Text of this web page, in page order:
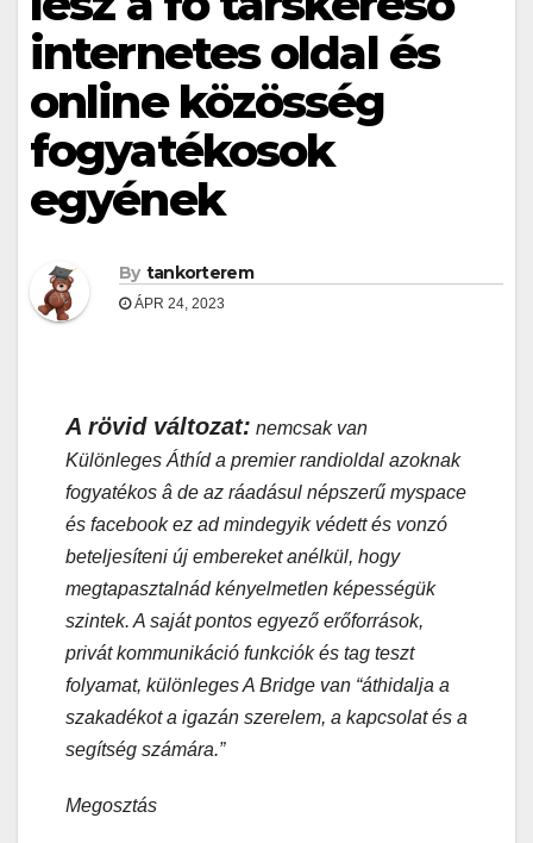
internetes oldal és
online közösség
fogyatékosok
egyének
By tankorterem
ÁPR 24, 2023
A rövid változat: nemcsak van
Különleges Áthíd a premier randioldal azoknak
fogyatékos â de az ráadásul népszerű myspace
és facebook ez ad mindegyik védett és vonzó
beteljesíteni új embereket anélkül, hogy
megtapasztalnád kényelmetlen képességük
szintek. A saját pontos egyező erőforrások,
privát kommunikáció funkciók és tag teszt
folyamat, különleges A Bridge van “áthidalja a
szakadékot a igazán szerelem, a kapcsolat és a
segítség számára.”
Megosztás